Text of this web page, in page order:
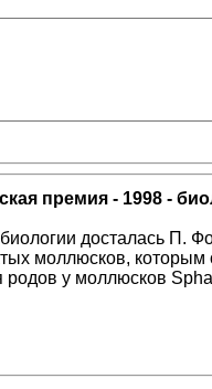
премия - 1998 -
досталась П.
моллюсков, которым
родов у моллюсков